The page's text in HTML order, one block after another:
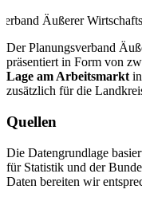
Äußerer
Der Planungsverband
präsentiert in Form von
Lage am Arbeitsmarkt
zusätzlich für die
Quellen
Die Datengrundlage
für Statistik und der
Daten bereiten wir